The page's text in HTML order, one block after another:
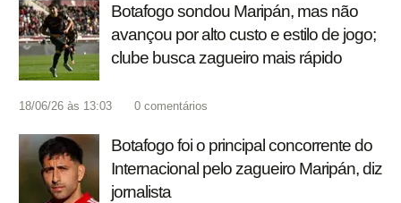
Botafogo sondou Maripán, mas não
avançou por alto custo e estilo de jogo;
clube busca zagueiro mais rápido
18/06/26 às 13:03 0 comentários
Botafogo foi o principal concorrente do
Internacional pelo zagueiro Maripán, diz
jornalista